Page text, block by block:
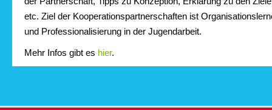
etc. Ziel der Kooperationspartnerschaften ist
und Professionalisierung in der Jugendarbeit.
Mehr Infos gibt es hier.